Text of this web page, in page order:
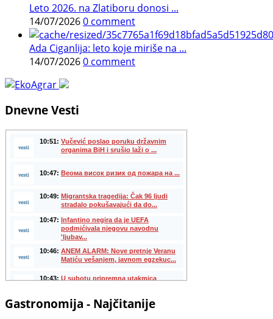
Leto 2026. na Zlatiboru donosi ...
14/07/20260 comment
Ada Ciganlija: leto koje miriše na ...
14/07/20260 comment
Dnevne Vesti
Gastronomija - Najčitanije